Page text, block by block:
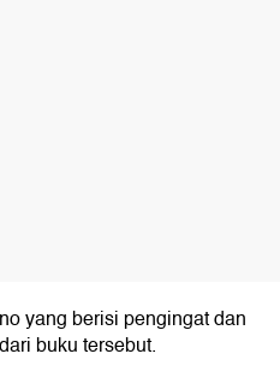
yang berisi pengingat dan
buku tersebut.